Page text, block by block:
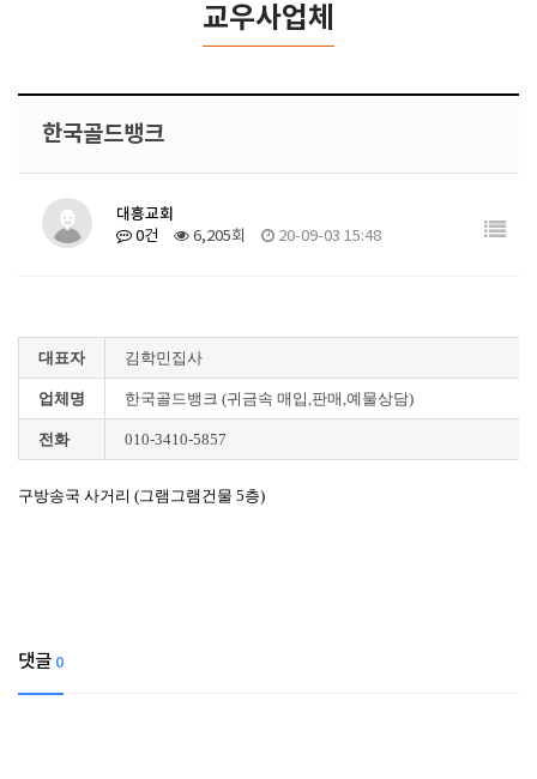
교우사업체
한국골드뱅크
대흥교회
0건 6,205회 20-09-03 15:48
대표자 김학민집사
업체명 한국골드뱅크 (귀금속 매입,판매,예물상담)
전화 010-3410-5857
구방송국 사거리 (그램그램건물 5층)
댓글 0